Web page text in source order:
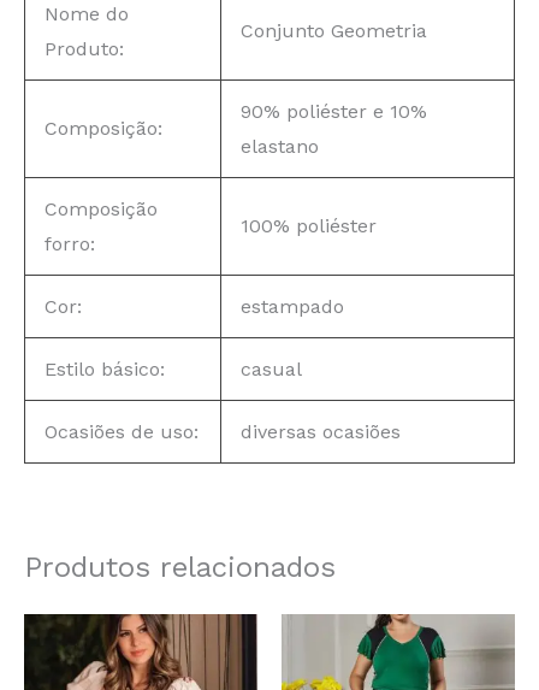
Nome do
Produto:
Conjunto Geometria
Composição:
90% poliéster e 10%
elastano
Composição
forro:
100% poliéster
Cor: estampado
Estilo básico: casual
Ocasiões de uso: diversas ocasiões
Produtos relacionados